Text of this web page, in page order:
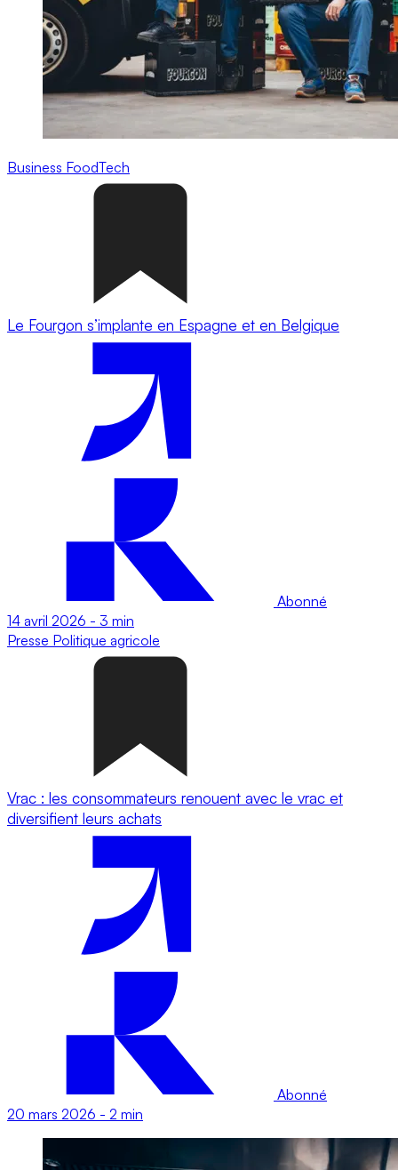
Business FoodTech
Le Fourgon s’implante en Espagne et en Belgique
Abonné
14 avril 2026 - 3 min
Presse Politique agricole
Vrac : les consommateurs renouent avec le vrac et
diversifient leurs achats
Abonné
20 mars 2026 - 2 min